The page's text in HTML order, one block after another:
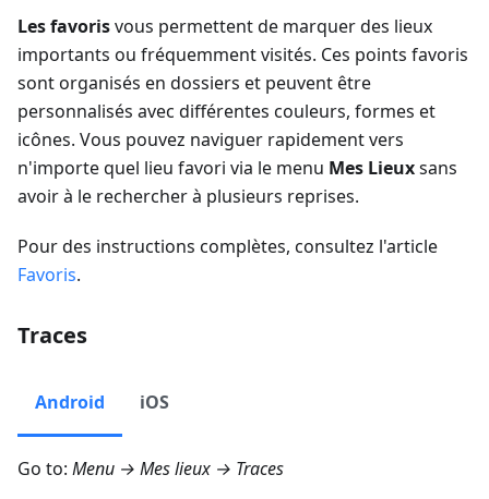
Les favorisvous permettent de marquer des lieux
importants ou fréquemment visités. Ces points favoris
sont organisés en dossiers et peuvent être
personnalisés avec différentes couleurs, formes et
icônes. Vous pouvez naviguer rapidement vers
n'importe quel lieu favori via le menu Mes Lieuxsans
avoir à le rechercher à plusieurs reprises.
Pour des instructions complètes, consultez l'article
Favoris.
Traces
Android iOS
Go to: Menu → Mes lieux → Traces